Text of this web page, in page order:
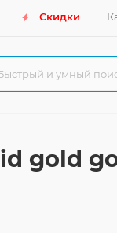
Скидки
gold